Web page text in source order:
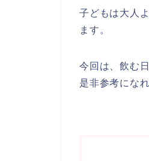
子どもは大人
ます。
今回は、飲む
是非参考にな